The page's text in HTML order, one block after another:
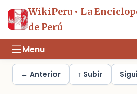
WikiPeru • La
de Perú
Menu
← Anterior ↑ Subir